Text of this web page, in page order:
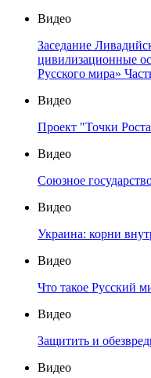
Видео
Заседание
цивилизационные
Русского мира»
Видео
Проект "Точки
Видео
Союзное
Видео
Украина: корни
Видео
Что такое Русский
Видео
Защитить и
Видео